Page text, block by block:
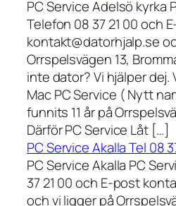
PC Service Adelsö kyrka
Telefon 08 37 21 00 och
kontakt@datorhjalp.se
Orrspelsvägen 13,
inte dator? Vi hjälper dej.
Mac PC Service ( Nytt
funnits 11 år på
Därför PC Service Låt […]
PC Service Akalla Tel 08
PC Service Akalla PC
37 21 00 och E-post
och vi ligger på